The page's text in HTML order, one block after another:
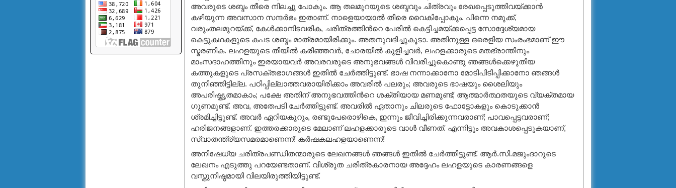
അവരുടെ ശബ്ദം തീരെ നിലച്ചു പോകും. ആ തലമുറയുടെ ശബ്ദവും ചിത്രവും രേഖപ്പെടുത്തിവയ്ക്കാന്‍
കഴിയുന്ന അവസാന സന്ദര്‍ഭം ഇതാണ്. നാളെയായാല്‍ തീരെ വൈകിപ്പോകും. പിന്നെ നമുക്ക്,
വരുംതലമുറയ്ക്ക്, കേള്‍ക്കാനിടവരിക, ചരിത്രത്തിന്‍റെ പേരില്‍ കെട്ടിച്ചമയ്ക്കപ്പെട്ട സോദ്ദേശ്യമായ
കെട്ടുകഥകളുടെ കപട ശബ്ദം മാത്രമായിരിക്കും. അതനുവദിച്ചുകൂടാ. അതിനുള്ള ഒരെളിയ സംരംഭമാണ് ഈ
സ്മരണിക. ലഹളയുടെ തീയില്‍ കരിഞ്ഞവര്‍, ചോരയില്‍ കുളിച്ചവര്‍, ലഹളക്കാരുടെ മതഭ്രാന്തിനും
മാംസദാഹത്തിനും ഇരയായവര്‍ അവരവരുടെ അനുഭവങ്ങള്‍ വിവരിച്ചുകൊണ്ടു ഞങ്ങള്‍ക്കെഴുതിയ
കത്തുകളുടെ പ്രസക്തഭാഗങ്ങള്‍ ഇതില്‍ ചേര്‍ത്തിട്ടുണ്ട്. ഭാഷ നന്നാക്കാനോ മോടിപിടിപ്പിക്കാനോ ഞങ്ങള്‍
തുനിഞ്ഞിട്ടില്ല. പഠിപ്പില്ലാത്തവരായിരിക്കാം അവരില്‍ പലരും; അവരുടെ ഭാഷയും ശൈലിയും
അപരിഷ്കൃതമാകാം; പക്ഷേ അതിന് അനുഭവത്തിന്‍റെ ശക്തിയായ മണമുണ്ട്; ആത്മാര്‍ത്ഥതയുടെ വ്യക്തമായ
ഗുണമുണ്ട്. അവ, അതേപടി ചേര്‍ത്തിട്ടുണ്ട്. അവരില്‍ ഏതാനും ചിലരുടെ ഫോട്ടോകളും കൊടുക്കാന്‍
ശ്രമിച്ചിട്ടുണ്ട്. അവര്‍ ഏറിയകൂറും, രണ്ടുപേരൊഴികെ, ഇന്നും ജീവിച്ചിരിക്കുന്നവരാണ്; പാവപ്പെട്ടവരാണ്;
ഹരിജനങ്ങളാണ്. ഇത്തരക്കാരുടെ മേലാണ് ലഹളക്കാരുടെ വാള്‍ വീണത്. എന്നിട്ടും അവകാശപ്പെടുകയാണ്,
സ്വാതന്ത്ര്യസമരമാണെന്ന്! കര്‍ഷകലഹളയാണെന്ന്!
അനിഷേധ്യ ചരിത്രപണ്ഡിതന്മാരുടെ ലേഖനങ്ങള്‍ ഞങ്ങള്‍ ഇതില്‍ ചേര്‍ത്തിട്ടുണ്ട്. ആര്‍.സി.മജുംദാറുടെ
ലേഖനം എടുത്തു പറയേണ്ടതാണ്. വിശ്രുത ചരിത്രകാരനായ അദ്ദേഹം ലഹളയുടെ കാരണങ്ങളെ
വസ്തുനിഷ്ഠമായി വിലയിരുത്തിയിട്ടുണ്ട്.